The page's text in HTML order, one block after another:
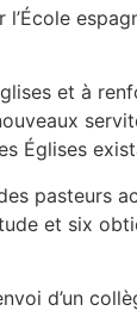
et à
Églises
pasteurs
et six
d’un